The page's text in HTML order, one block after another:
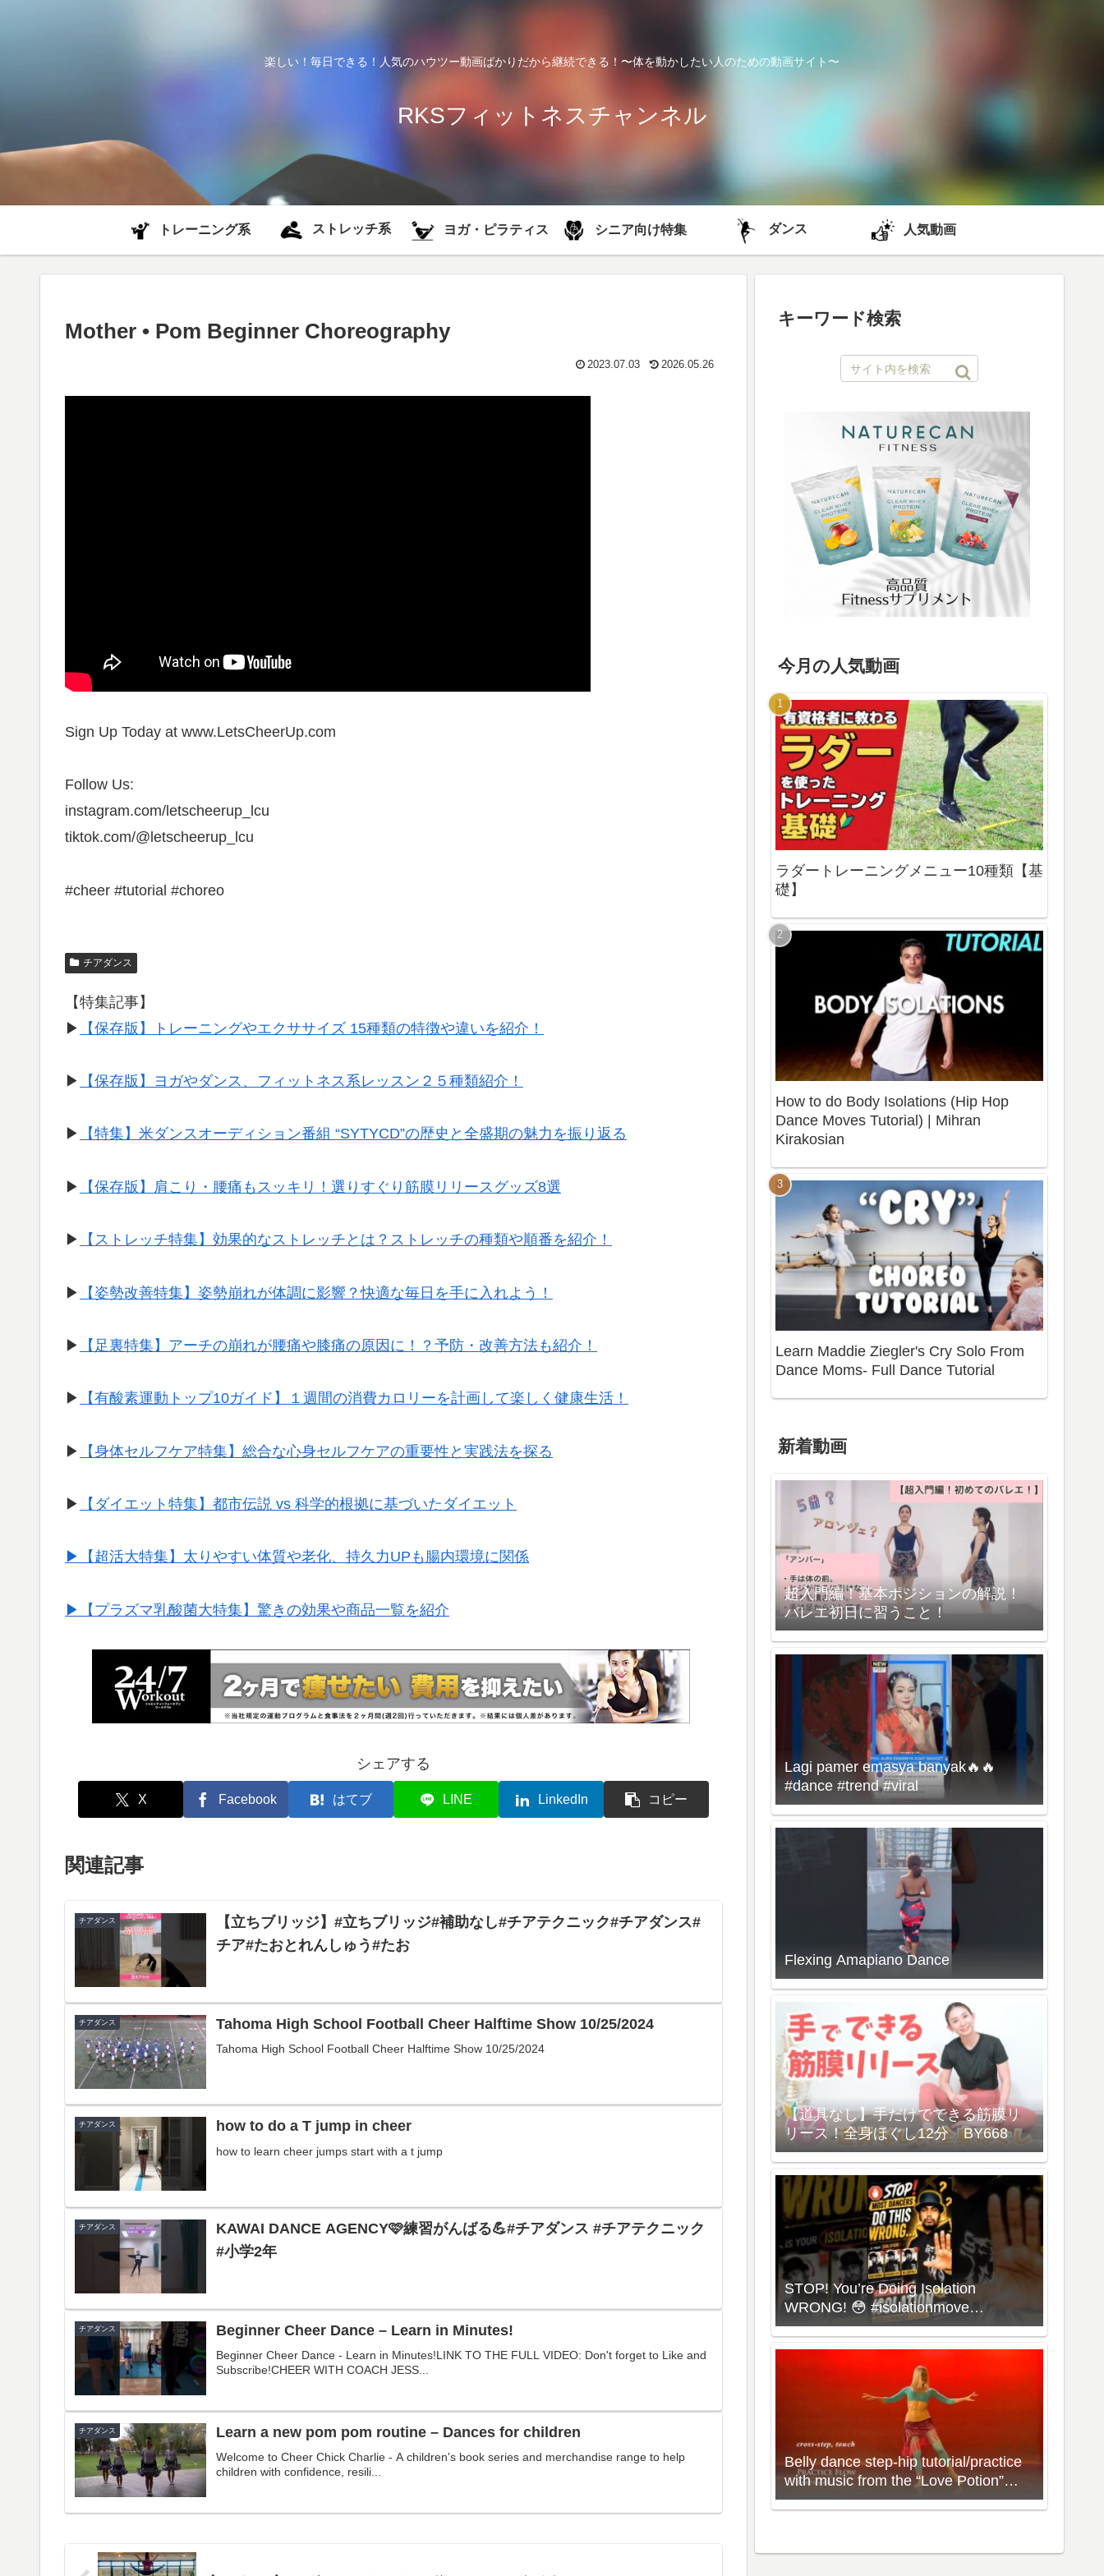
楽しい！毎日できる！人気のハウツー動画ばかりだから継続できる！〜体を動かしたい人のための動画サイト〜
RKSフィットネスチャンネル
トレーニング系 ストレッチ系 ヨガ・ピラティス シニア向け特集 ダンス 人気動画
Mother • Pom Beginner Choreography
2023.07.03 2026.05.26
Sign Up Today at www.LetsCheerUp.com
Follow Us:
instagram.com/letscheerup_lcu
tiktok.com/@letscheerup_lcu
#cheer #tutorial #choreo
チアダンス
【特集記事】
▶︎
【保存版】トレーニングやエクササイズ 15種類の特徴や違いを紹介！
▶︎ 【保存版】ヨガやダンス、フィットネス系レッスン２５種類紹介！
▶︎ 【特集】米ダンスオーディション番組 “SYTYCD”の歴史と全盛期の魅力を振り返る
▶︎ 【保存版】肩こり・腰痛もスッキリ！選りすぐり筋膜リリースグッズ8選
▶︎ 【ストレッチ特集】効果的なストレッチとは？ストレッチの種類や順番を紹介！
▶︎ 【姿勢改善特集】姿勢崩れが体調に影響？快適な毎日を手に入れよう！
▶︎ 【足裏特集】アーチの崩れが腰痛や膝痛の原因に！？予防・改善方法も紹介！
▶︎ 【有酸素運動トップ10ガイド】１週間の消費カロリーを計画して楽しく健康生活！
▶︎ 【身体セルフケア特集】総合な心身セルフケアの重要性と実践法を探る
▶︎ 【ダイエット特集】都市伝説 vs 科学的根拠に基づいたダイエット
▶︎【超活大特集】太りやすい体質や老化、持久力UPも腸内環境に関係
▶︎【プラズマ乳酸菌大特集】驚きの効果や商品一覧を紹介
シェアする
X Facebook はてブ LINE LinkedIn コピー
関連記事
チアダンス
【立ちブリッジ】#立ちブリッジ#補助なし#チアテクニック#チアダンス#
チア#たおとれんしゅう#たお
チアダンス Tahoma High School Football Cheer Halftime Show 10/25/2024
Tahoma High School Football Cheer Halftime Show 10/25/2024
チアダンス how to do a T jump in cheer
how to learn cheer jumps start with a t jump
チアダンス
KAWAI DANCE AGENCY🩷練習がんばる💪#チアダンス #チアテクニック
#小学2年
チアダンス Beginner Cheer Dance – Learn in Minutes!
Beginner Cheer Dance - Learn in Minutes!LINK TO THE FULL VIDEO: Don't forget to Like and
Subscribe!CHEER WITH COACH JESS...
チアダンス Learn a new pom pom routine – Dances for children
Welcome to Cheer Chick Charlie - A children's book series and merchandise range to help
children with confidence, resili...
キーワード検索
今月の人気動画
ラダートレーニングメニュー10種類【基
礎】
How to do Body Isolations (Hip Hop
Dance Moves Tutorial) | Mihran
Kirakosian
Learn Maddie Ziegler's Cry Solo From
Dance Moms- Full Dance Tutorial
新着動画
超入門編！基本ポジションの解説！
バレエ初日に習うこと！
Lagi pamer emasya banyak🔥🔥
#dance #trend #viral
Flexing Amapiano Dance
【道具なし】手だけでできる筋膜リ
リース！全身ほぐし12分 BY668
STOP! You’re Doing Isolation
WRONG! 😳 #isolationmove
#animationdance #poppingdance
Belly dance step-hip tutorial/practice
with music from the “Love Potion”
Workout with Neon